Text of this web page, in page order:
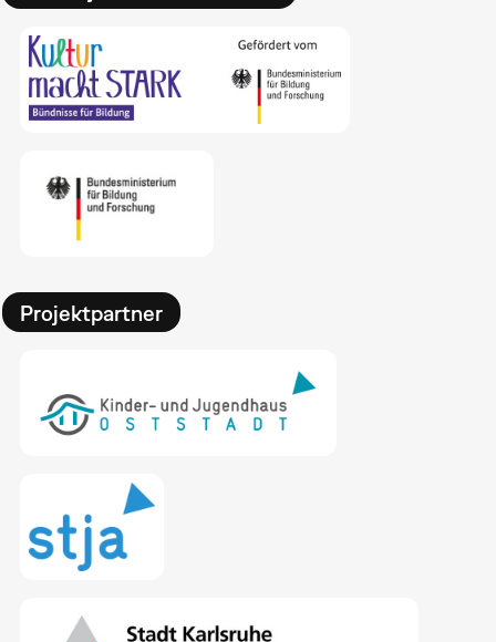
Projektpartner